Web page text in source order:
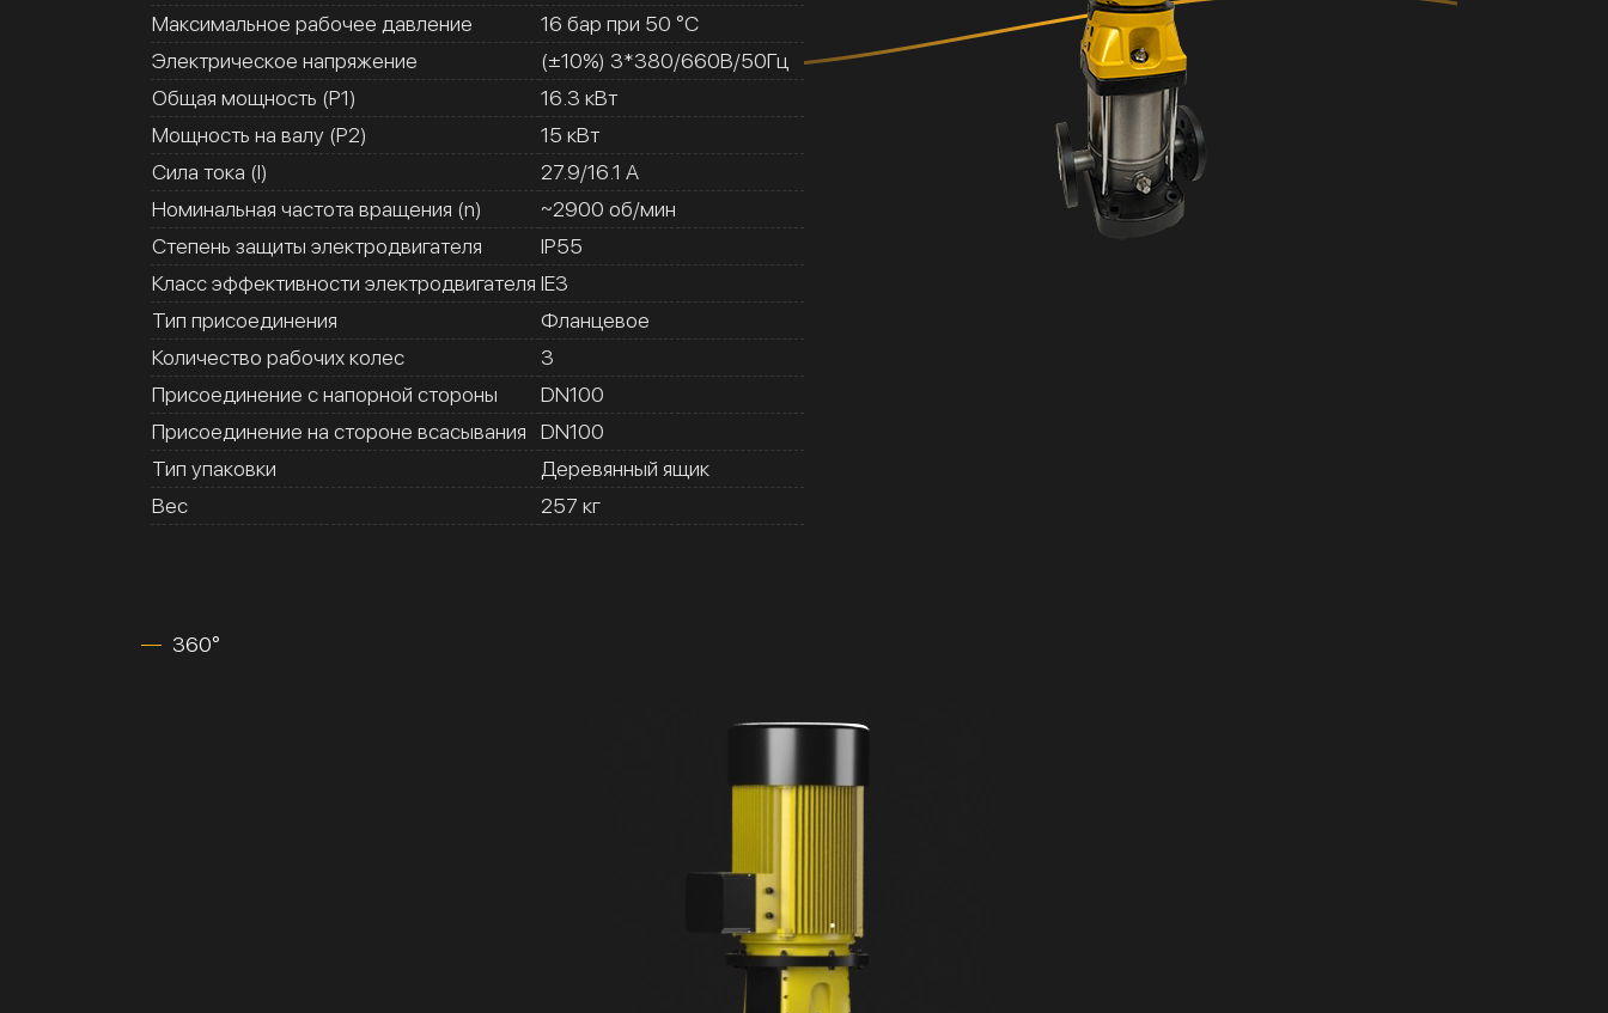
Максимальное рабочее давление
16 бар при 50 °C
Электрическое напряжение
(±10%) 3*380/660В/50Гц
Общая мощность (Р1)
16.3 кВт
Мощность на валу (Р2)
15 кВт
Сила тока (I)
27.9/16.1 A
Номинальная частота вращения (n)
~2900 об/мин
Степень защиты электродвигателя
IP55
Класс эффективности электродвигателя IE3
Тип присоединения
Фланцевое
Количество рабочих колес
3
Присоединение с напорной стороны
DN100
Присоединение на стороне всасывания
DN100
Тип упаковки
Деревянный ящик
Вес
257 кг
360°